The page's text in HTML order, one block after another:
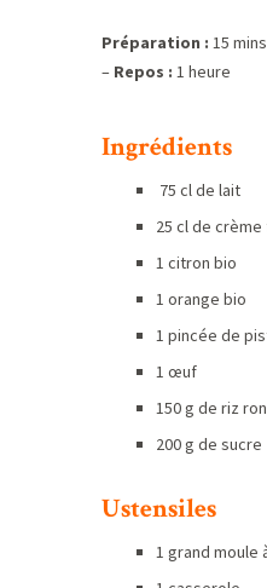
Préparation : 15
– Repos : 1 heure
Ingrédients
75 cl de lait
25 cl de
1 citron bio
1 orange bio
1 pincée de
1 œuf
150 g de riz
200 g de sucre
Ustensiles
1 grand moule